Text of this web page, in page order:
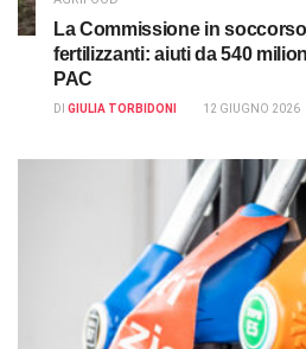
La Commissione in
fertilizzanti: aiuti da 540
PAC
DI GIULIA TORBIDONI 12 GIUGNO 2026